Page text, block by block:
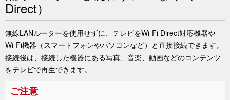
Direct）
無線LANルーターを使用せずに、テレビをWi-Fi Direct対応機器や
Wi-Fi機器（スマートフォンやパソコンなど）と直接接続できます。
接続後は、接続した機器にある写真、音楽、動画などのコンテンツ
をテレビで再生できます。
ご注意